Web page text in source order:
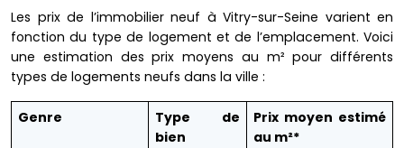
Les prix de l’immobilier neuf à Vitry-sur-Seine varient en
fonction du type de logement et de l’emplacement. Voici
une estimation des prix moyens au m² pour différents
types de logements neufs dans la ville :
Genre
Type de
bien
Prix moyen estimé
au m²*